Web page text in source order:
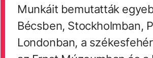
Munkáit bemutatták
Bécsben, Stockholmban,
Londonban, a